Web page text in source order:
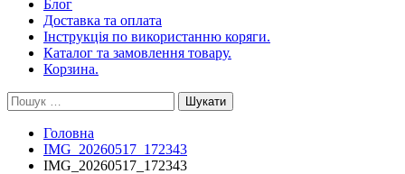
Блог
Доставка та оплата
Інструкція по використанню коряги.
Каталог та замовлення товару.
Корзина.
Пошук:
Головна
IMG_20260517_172343
IMG_20260517_172343